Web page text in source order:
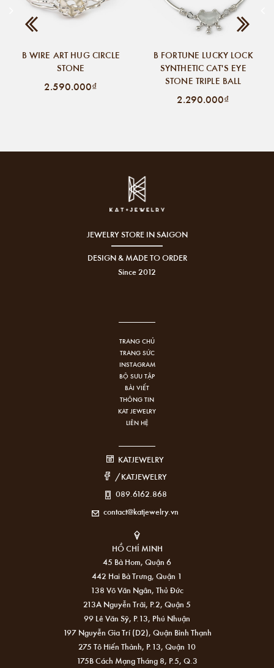
B WIRE ART HUG CIRCLE
STONE
2.590.000₫
B FORTUNE LUCKY LOCK
SYNTHETIC CAT'S EYE
STONE TRIPLE BALL
2.290.000₫
JEWELRY STORE IN SAIGON
DESIGN & MADE TO ORDER
Since 2012
TRANG CHỦ
TRANG SỨC
INSTAGRAM
BỘ SƯU TẬP
BÀI VIẾT
THÔNG TIN
KAT JEWELRY
LIÊN HỆ
KATJEWELRY
/KATJEWELRY
089.6162.868
contact@katjewelry.vn
HỒ CHÍ MINH
45 Bà Hom, Quận 6
442 Hai Bà Trưng, Quận 1
138 Võ Văn Ngân, Thủ Đức
213A Nguyễn Trãi, P.2, Quận 5
99 Lê Văn Sỹ, P.13, Phú Nhuận
197 Nguyễn Gia Trí (D2), Quận Bình Thạnh
275 Tô Hiến Thành, P.13, Quận 10
175B Cách Mạng Tháng 8, P.5, Q.3